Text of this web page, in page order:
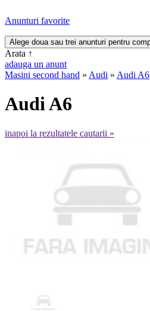
Anunturi favorite
Arata ↑
adauga un anunt
Masini second hand » Audi » Audi A6
Audi A6
inapoi la rezultatele cautarii »